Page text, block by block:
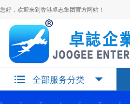
您好，欢迎来到香港卓志集团官方网站！
全部服务分类